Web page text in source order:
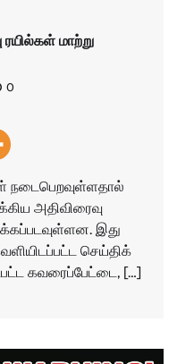
மாற்று
0
நடைபெறவுள்ளதால்
அதிவிரைவு
இது
செய்திக்
கவரைப்பேட்டை, […]